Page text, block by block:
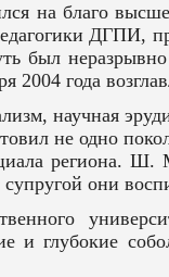
на благо
ДГПИ,
был
2004 года
научная
не одно
региона.
они
и глубокие